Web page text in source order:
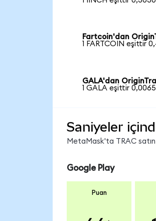
Fartcoin'dan
1 FARTCOIN eşittir
GALA'dan
1 GALA eşittir
Saniyeler
MetaMask'ta TRAC
Google Play
Puan